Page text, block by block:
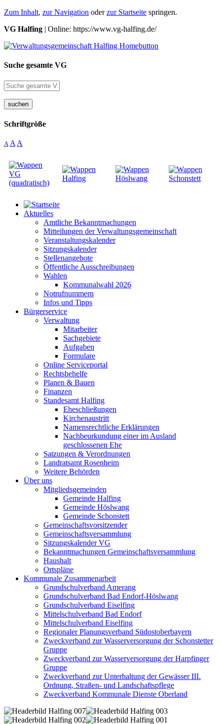
Zum Inhalt, zur Navigation oderzur Startseite springen.
VG Halfing | Online: https://www.vg-halfing.de/
Suche gesamte VG
suchen
Schriftgröße
A A A
Aktuelles
Amtliche Bekanntmachungen
Mitteilungen der Verwaltungsgemeinschaft
Veranstaltungskalender
Sitzungskalender
Stellenangebote
Öffentliche Ausschreibungen
Wahlen
Kommunalwahl 2026
Notrufnummern
Infos und Tipps
Bürgerservice
Verwaltung
Mitarbeiter
Sachgebiete
Aufgaben
Formulare
Online Serviceportal
Rechtsbehelfe
Planen & Bauen
Finanzen
Standesamt Halfing
Eheschließungen
Kirchenaustritt
Namensrechtliche Erklärungen
Nachbeurkundung einer im Ausland
geschlossenen Ehe
Satzungen & Verordnungen
Landratsamt Rosenheim
Weitere Behörden
Über uns
Mitgliedsgemeinden
Gemeinde Halfing
Gemeinde Höslwang
Gemeinde Schonstett
Gemeinschaftsvorsitzender
Gemeinschaftsversammlung
Sitzungskalender VG
Bekanntmachungen Gemeinschaftsversammlung
Haushalt
Ortspläne
Kommunale Zusammenarbeit
Grundschulverband Amerang
Grundschulverband Bad Endorf-Höslwang
Grundschulverband Eiselfing
Mittelschulverband Bad Endorf
Mittelschulverband Eiselfing
Regionaler Planungsverband Südostoberbayern
Zweckverband zur Wasserversorgung der Schonstetter
Gruppe
Zweckverband zur Wasserversorgung der Harpfinger
Gruppe
Zweckverband zur Unterhaltung der Gewässer III.
Ordnung, Straßen- und Landschaftspflege
Zweckverband Kommunale Dienste Oberland